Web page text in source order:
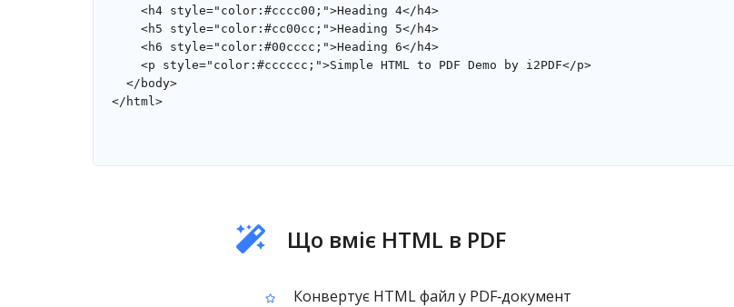
Що вміє HTML в PDF
Конвертує HTML файл у PDF‑документ